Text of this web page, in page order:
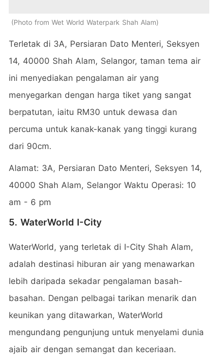
Photo from Wet World Waterpark Shah Alam
Terletak di 3A, Persiaran Dato Menteri, Seksyen
14, 40000 Shah Alam, Selangor, taman tema air
ini menyediakan pengalaman air yang
menyegarkan dengan harga tiket yang sangat
berpatutan, iaitu RM30 untuk dewasa dan
percuma untuk kanak-kanak yang tinggi kurang
dari 90cm.
Alamat: 3A, Persiaran Dato Menteri, Seksyen 14,
40000 Shah Alam, Selangor Waktu Operasi: 10
am - 6 pm
5. WaterWorld I-City
WaterWorld, yang terletak di I-City Shah Alam,
adalah destinasi hiburan air yang menawarkan
lebih daripada sekadar pengalaman basah-
basahan. Dengan pelbagai tarikan menarik dan
keunikan yang ditawarkan, WaterWorld
mengundang pengunjung untuk menyelami dunia
ajaib air dengan semangat dan keceriaan.